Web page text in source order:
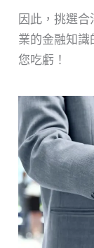
因此，挑選
業的金融知
您吃虧！